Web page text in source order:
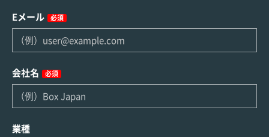
Eメール 必須
会社名 必須
業種